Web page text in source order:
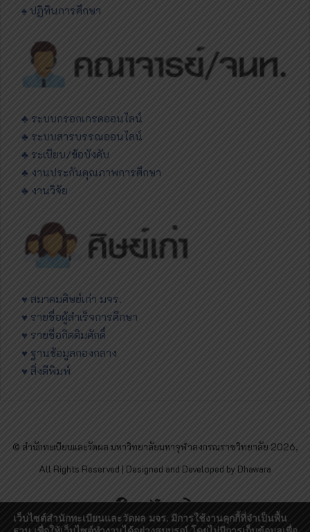
♠ ปฏิทินการศึกษา
♣ ระบบกรอกเกรดออนไลน์
♣ ระบบสารบรรณออนไลน์
♣ ระเบียบ/ข้อบังคับ
♣ งานประกันคุณภาพการศึกษา
♣ งานวิจัย
♥ สมาคมศิษย์เก่า มจร.
♥ รายชื่อผู้สำเร็จการศึกษา
♥ รายชื่อกิตติมศักดิ์
♥ ฐานข้อมูลกองกลาง
♥ สิ่งตีพิมพ์
© สำนักทะเบียนและวัดผล มหาวิทยาลัยมหาจุฬาลงกรณราชวิทยาลัย 2026,
All Rights Reserved | Designed and Developed by Dhawara
FacebookTwitterRSS
เว็บไซต์สำนักทะเบียนและวัดผล มจร. มีการใช้งานคุกกี้ที่จำเป็นพื้น